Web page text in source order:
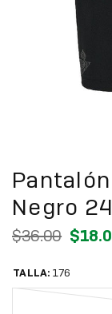
Negro
$36.00
TALLA: 176